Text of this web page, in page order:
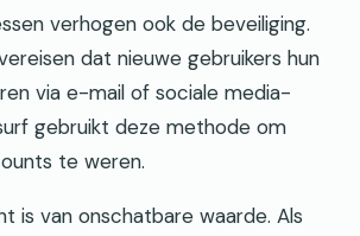
verhogen ook de beveiliging.
dat nieuwe gebruikers hun
via e-mail of sociale media-
gebruikt deze methode om
te weren.
is van onschatbare waarde. Als